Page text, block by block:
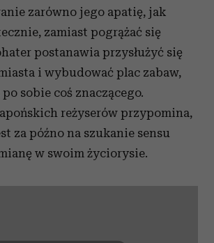
zarówno jego apatię, jak
zamiast pogrążać się
postanawia przysłużyć się
i wybudować plac zabaw,
sobie coś znaczącego.
reżyserów przypomina,
za późno na szukanie sensu
w swoim życiorysie.